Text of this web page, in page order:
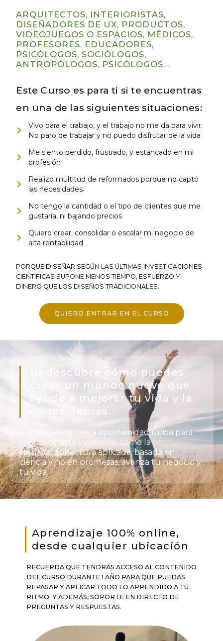
ARQUITECTOS, INTERIORISTAS,
DISEÑADORES DE UX, PRODUCTOS,
VIDEOJUEGOS O ESPACIOS, MÉDICOS,
PROFESORES, EDUCADORES,
PSICÓLOGOS, SOCIÓLOGOS,
ANTROPÓLOGOS, PSICÓLOGOS...
Este Curso es para ti si te encuentras
en una de las siguientes situaciones:
Vivo para el trabajo, y el trabajo no me da para vivir.
No paro de trabajar y no puedo disfrutar de la vida
Me siento perdido, frustrado, y estancado en mi
profesión
Realizo multitud de reformados porque no captó
las necesidades.
No tengo la cantidad o el tipo de clientes que me
gustaría, ni bajando precios
Quiero crear, consolidar o escalar mi negocio de
alta rentabilidad
PORQUE DISEÑAR SEGÚN LAS ÚLTIMAS INVESTIGACIONES
CIENTÍFICAS SUPONE MENOS TIEMPO, ESFUERZO Y
DINERO QUE LOS DISEÑOS TRADICIONALES.
QUIERO ENTRAR EN EL CURSO
Redescubre cómo puedes
crear un mundo nuevo que
ayude a mejorar tu vida y la
de los demás.
Sumérgete en esta oportunidad única para
reencontrarte y conocer cómo la
Neuroarquitectura aplicada, basada en
ciencia y no en promesas, avanza tu negocio y
tu vida.
Aprendizaje 100% online,
desde cualquier ubicación
RECUERDA QUE TENDRÁS ACCESO AL CONTENIDO
DEL CURSO DURANTE 1 AÑO PARA QUE PUEDAS
REPASAR Y APLICAR TODO LO APRENDIDO A TU
RITMO. Y ADEMÁS, SOPORTE EN DIRECTO DE
PREGUNTAS Y RESPUESTAS.